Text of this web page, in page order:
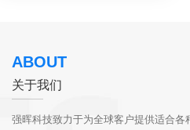
ABOUT
关于我们
强晖科技致力于为全球客户提供适合